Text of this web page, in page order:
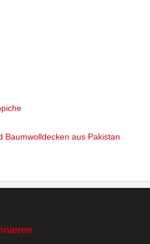
Baumwolldecken aus Pakistan